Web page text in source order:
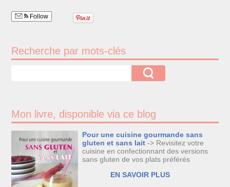
Follow
Recherche par mots-clés
Mon livre, disponible via ce blog
Pour une cuisine gourmande sans
gluten et sans lait -> Revisitez votre
cuisine en confectionnant des versions
sans gluten de vos plats préférés
EN SAVOIR PLUS